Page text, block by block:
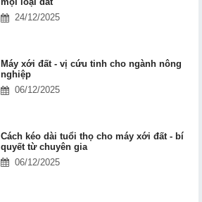
24/12/2025
Máy xới đất - vị cứu tinh cho ngành nông
nghiệp
06/12/2025
Cách kéo dài tuổi thọ cho máy xới đất - bí
quyết từ chuyên gia
06/12/2025